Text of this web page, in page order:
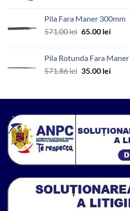
fost:
7,894.96 lei.
Pila Fara Maner 300mm
571.00lei Prețul
fost:
571.00 lei.
65.00 leiPrețul
Pila Rotunda Fara
571.86lei Prețul
fost:
35.00 leiPrețul